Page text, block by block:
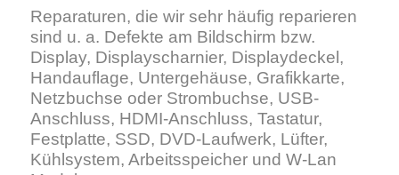
Reparaturen, die wir sehr häufig reparieren
sind u. a. Defekte am Bildschirm bzw.
Display, Displayscharnier, Displaydeckel,
Handauflage, Untergehäuse, Grafikkarte,
Netzbuchse oder Strombuchse, USB-
Anschluss, HDMI-Anschluss, Tastatur,
Festplatte, SSD, DVD-Laufwerk, Lüfter,
Kühlsystem, Arbeitsspeicher und W-Lan